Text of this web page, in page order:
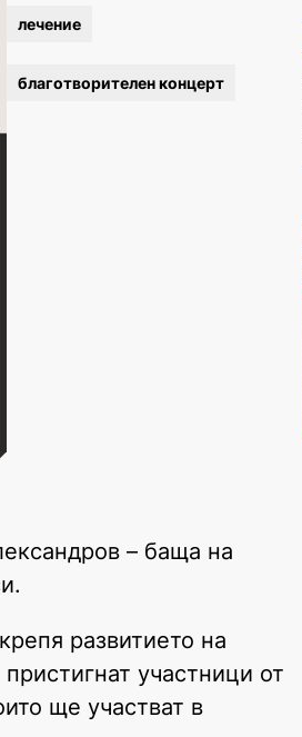
лечение
благотворителен концерт
– баща на
развитието на
участници от
ще участват в